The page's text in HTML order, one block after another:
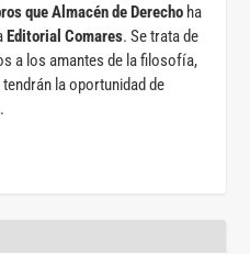
que Almacén de Derecho ha
Editorial Comares. Se trata de
a los amantes de la filosofía,
la oportunidad de